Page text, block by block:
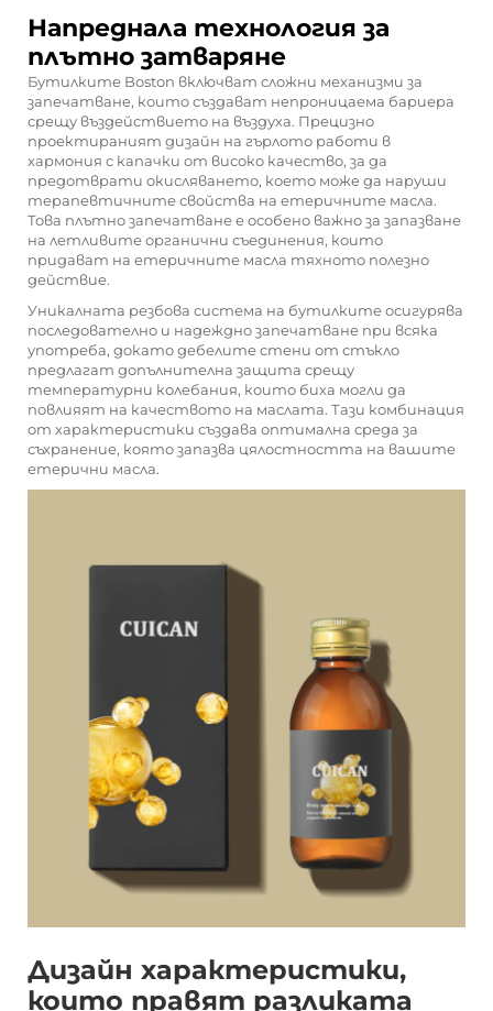
Напреднала технология за
плътно затваряне
Бутилките Boston включват сложни механизми за
запечатване, които създават непроницаема бариера
срещу въздействието на въздуха. Прецизно
проектираният дизайн на гърлото работи в
хармония с капачки от високо качество, за да
предотврати окисляването, което може да наруши
терапевтичните свойства на етеричните масла.
Това плътно запечатване е особено важно за запазване
на летливите органични съединения, които
придават на етеричните масла тяхното полезно
действие.
Уникалната резбова система на бутилките осигурява
последователно и надеждно запечатване при всяка
употреба, докато дебелите стени от стъкло
предлагат допълнителна защита срещу
температурни колебания, които биха могли да
повлияят на качеството на маслата. Тази комбинация
от характеристики създава оптимална среда за
съхранение, която запазва цялостността на вашите
етерични масла.
Дизайн характеристики,
които правят разликата